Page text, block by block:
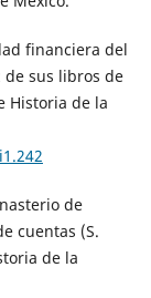
financiera del
de sus libros de
Historia de la
de
cuentas (S.
de la